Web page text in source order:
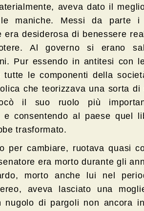
aveva dato il
le maniche. Messi da parte
era desiderosa di benessere
Al governo si erano
Pur essendo in antitesi con
tutte le componenti della
che teorizzava una sorta di
il suo ruolo più
e consentendo al paese quel
trasformato.
per cambiare, ruotava quasi
era morto durante gli
morto anche lui nel
aveva lasciato una
nugolo di pargoli non ancora